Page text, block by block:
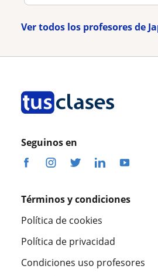
Ver todos los profesores de
Seguinos en
Términos y condiciones
Política de cookies
Política de privacidad
Condiciones uso profesores